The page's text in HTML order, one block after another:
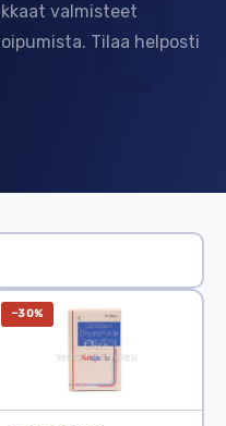
valmisteet
Tilaa helposti
−30%